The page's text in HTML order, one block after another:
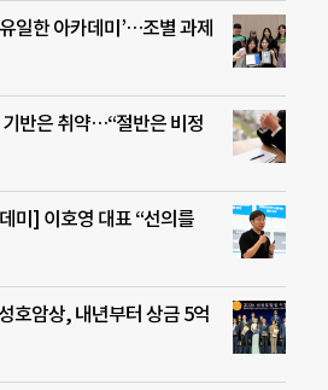
일한 아카데미’…조별 과제
반은 취약…“절반은 비정
미] 이호영 대표 “선의를
호암상, 내년부터 상금 5억